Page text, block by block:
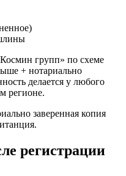
групп» по схеме
+ нотариально
делается у любого
регионе.
заверенная копия
регистрации